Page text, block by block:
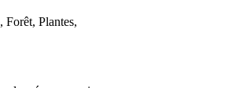
Forêt, Plantes,